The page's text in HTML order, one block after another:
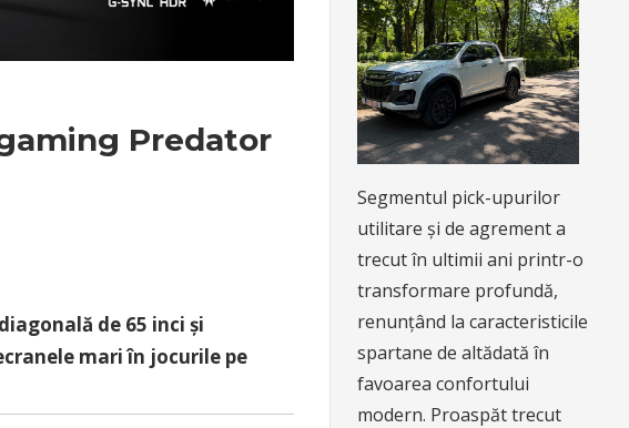
Predator
de 65 inci și
mari în jocurile pe
Segmentul pick-upurilor
utilitare și de agrement a
trecut în ultimii ani printr-o
transformare profundă,
renunțând la caracteristicile
spartane de altădată în
favoarea confortului
modern. Proaspăt trecut